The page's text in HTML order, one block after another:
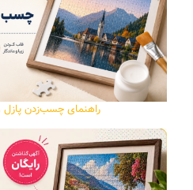
راهنمای چسب‌زدن پازل